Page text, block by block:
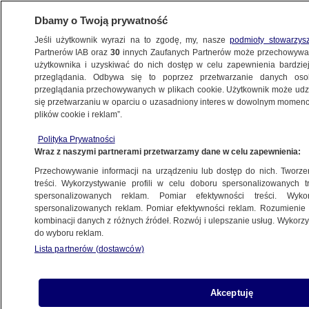
ŚWIAT
stan wyjątkowy
17.10.2025, 07:26
Posłuchaj artykułu
Czyta lektor AI
Dbamy o Twoją prywatność
Jeśli użytkownik wyrazi na to zgodę, my, naszepodmioty
Partnerów IAB oraz30 innych Zaufanych Partnerów może
użytkownika i uzyskiwać do nich dostęp w celu zapewnienia
przeglądania. Odbywa się to poprzez przetwarzanie danych
przeglądania przechowywanych w plikach cookie. Użytkownik może
się przetwarzaniu w oparciu o uzasadniony interes w dowolnym
plików cookie i reklam”.
Polityka Prywatności
Wraz z naszymi partnerami przetwarzamy dane w celu zapewnienia:
Przechowywanie informacji na urządzeniu lub dostęp do nich.
treści. Wykorzystywanie profili w celu doboru spersonalizowanych
spersonalizowanych reklam. Pomiar efektywności treści.
spersonalizowanych reklam. Pomiar efektywności reklam.
kombinacji danych z różnych źródeł. Rozwój i ulepszanie usług.
do wyboru reklam.
Lista partnerów (dostawców)
Akceptuję